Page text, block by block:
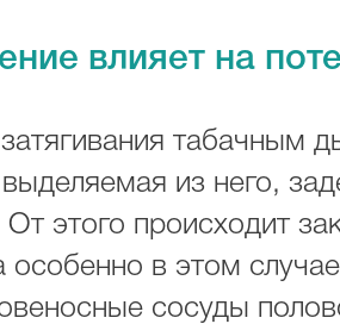
влияет на
табачным
из него,
этого происходит
особенно в этом
сосуды